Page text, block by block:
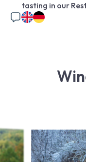
tasting in our